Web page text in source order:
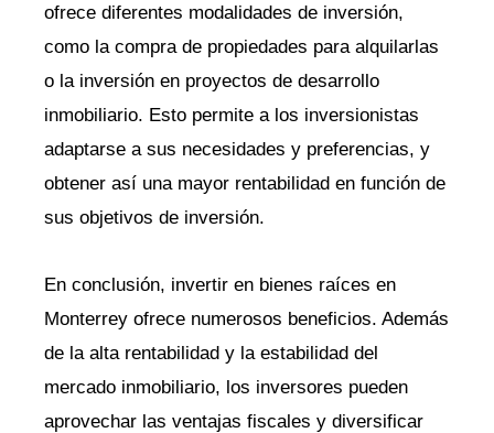
ofrece diferentes modalidades de inversión,
como la compra de propiedades para alquilarlas
o la inversión en proyectos de desarrollo
inmobiliario. Esto permite a los inversionistas
adaptarse a sus necesidades y preferencias, y
obtener así una mayor rentabilidad en función de
sus objetivos de inversión.
En conclusión, invertir en bienes raíces en
Monterrey ofrece numerosos beneficios. Además
de la alta rentabilidad y la estabilidad del
mercado inmobiliario, los inversores pueden
aprovechar las ventajas fiscales y diversificar